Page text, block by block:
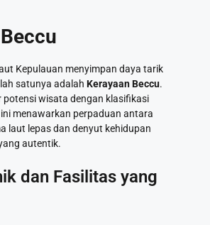
Kepulauan menyimpan daya tarik
satunya adalah Kerayaan Beccu.
wisata dengan klasifikasi
ini menawarkan perpaduan antara
laut lepas dan denyut kehidupan
autentik.
dan Fasilitas yang